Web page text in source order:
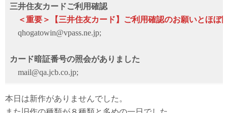
三井住友カードご利用確認
＜重要＞【三井住友カード】ご利用確認のお願いとほぼ
qhogatowin@vpass.ne.jp;
カード暗証番号の照会がありました
mail@qa.jcb.co.jp;
本日は新作がありませんでした。